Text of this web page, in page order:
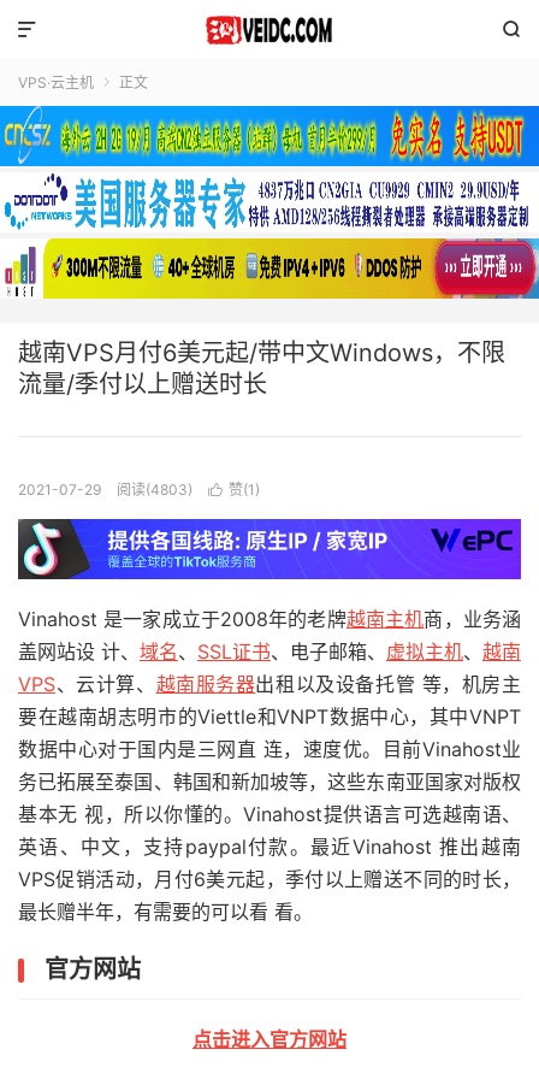


VPS·云主机  正文
越南VPS月付6美元起/带中文Windows，不限
流量/季付以上赠送时长
2021-07-29 阅读(4803)  赞(1 )
Vinahost 是一家成立于2008年的老牌越南主机商，业务涵
盖网站设 计、 域名、 SSL证书、电子邮箱、 虚拟主机、 越南
VPS、云计算、 越南服务器出租以及设备托管 等，机房主
要在越南胡志明市的Viettle和VNPT数据中心，其中VNPT
数据中心对于国内是三网直 连，速度优。目前Vinahost业
务已拓展至泰国、韩国和新加坡等，这些东南亚国家对版权
基本无 视，所以你懂的。Vinahost提供语言可选越南语、
英语、中文，支持paypal付款。最近Vinahost 推出越南
VPS促销活动，月付6美元起，季付以上赠送不同的时长，
最长赠半年，有需要的可以看 看。
官方网站
点击进入官方网站